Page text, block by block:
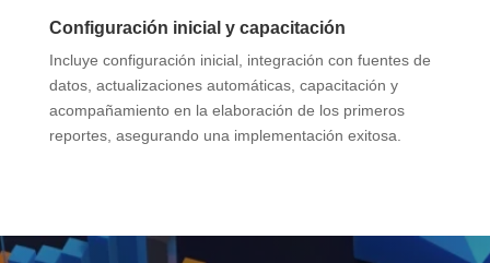
Configuración inicial y capacitación
Incluye configuración inicial, integración con fuentes de
datos, actualizaciones automáticas, capacitación y
acompañamiento en la elaboración de los primeros
reportes, asegurando una implementación exitosa.​